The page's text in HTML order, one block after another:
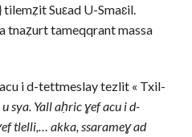
Suεad U-Smaɛil.
tnaẓurt tameqqrant massa
i d-tettmeslay tezlit « Txil-
u sya. Yall aḥric ɣef acu i d-
tlelli,… akka, ssarameɣ ad